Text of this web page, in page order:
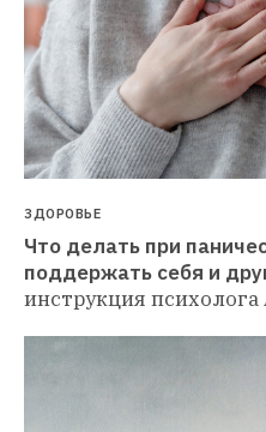
ЗДОРОВЬЕ
Что делать при
поддержать себя и
инструкция